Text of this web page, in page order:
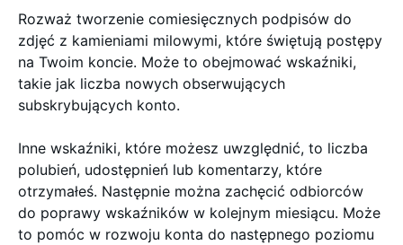
Rozważ tworzenie comiesięcznych podpisów do
zdjęć z kamieniami milowymi, które świętują postępy
na Twoim koncie. Może to obejmować wskaźniki,
takie jak liczba nowych obserwujących
subskrybujących konto.
Inne wskaźniki, które możesz uwzględnić, to liczba
polubień, udostępnień lub komentarzy, które
otrzymałeś. Następnie można zachęcić odbiorców
do poprawy wskaźników w kolejnym miesiącu. Może
to pomóc w rozwoju konta do następnego poziomu